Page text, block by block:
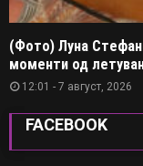
(Фото) Луна
моменти од
12:01 - 7 август, 2026
FACEBOOK